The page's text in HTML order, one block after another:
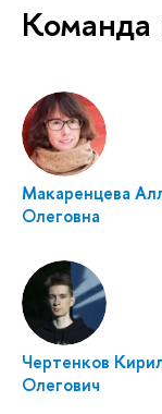
Команда
Макаренцева
Олеговна
Чертенков
Олегович